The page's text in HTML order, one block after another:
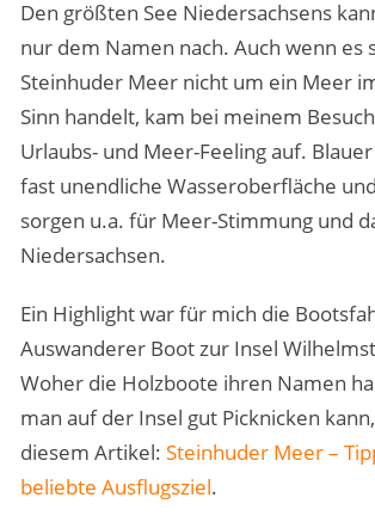
Den größten See Niedersachsens
nur dem Namen nach. Auch wenn es
Steinhuder Meer nicht um ein Meer
Sinn handelt, kam bei meinem
Urlaubs- und Meer-Feeling auf.
fast unendliche Wasseroberfläche
sorgen u.a. für Meer-Stimmung und
Niedersachsen.
Ein Highlight war für mich die
Auswanderer Boot zur Insel
Woher die Holzboote ihren Namen
man auf der Insel gut Picknicken
diesem Artikel: Steinhuder Meer –
beliebte Ausflugsziel.